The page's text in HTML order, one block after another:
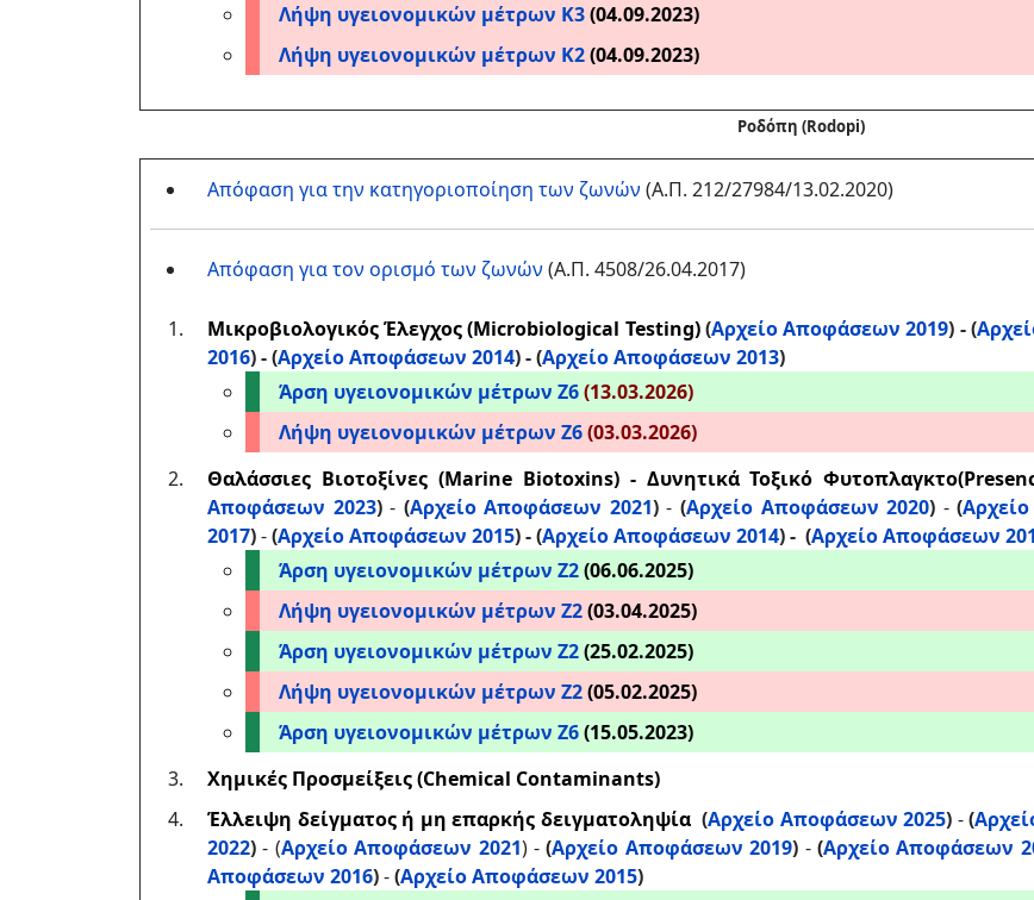
Λήψη υγειονομικών μέτρων Κ3(04.09.2023)
Λήψη υγειονομικών μέτρων Κ2(04.09.2023)
Ροδόπη (Rodopi)
Απόφαση για την κατηγοριοποίηση των ζωνών (Α.Π. 212/27984/13.02.2020)
Απόφαση για τον ορισμό των ζωνών (Α.Π. 4508/26.04.2017)
Μικροβιολογικός Έλεγχος (Microbiological Testing)(Αρχείο Αποφάσεων 2019) - (
2016) -(Αρχείο Αποφάσεων 2014)-(Αρχείο Αποφάσεων 2013)
Άρση υγειονομικών μέτρων Ζ6(13.03.2026)
Λήψη υγειονομικών μέτρων Ζ6(03.03.2026)
Θαλάσσιες Βιοτοξίνες (Marine Biotoxins) - Δυνητικά Τοξικό
Αποφάσεων 2023)- (Αρχείο Αποφάσεων 2021)- (Αρχείο Αποφάσεων 2020) -(
2017)-(Αρχείο Αποφάσεων 2015) -(Αρχείο Αποφάσεων 2014)- (Αρχείο Αποφάσεων
Άρση υγειονομικών μέτρων Ζ2(06.06.2025)
Λήψη υγειονομικών μέτρων Ζ2(03.04.2025)
Άρση υγειονομικών μέτρων Ζ2(25.02.2025)
Λήψη υγειονομικών μέτρων Ζ2(05.02.2025)
Άρση υγειονομικών μέτρων Ζ6(15.05.2023)
Χημικές Προσμείξεις (Chemical Contaminants)
Έλλειψη δείγματος ή μη επαρκής δειγματοληψία (Αρχείο Αποφάσεων 2025) -(
2022) - (Αρχείο Αποφάσεων 2021) -(Αρχείο Αποφάσεων 2019) - (Αρχείο Αποφάσεων
Αποφάσεων 2016)-(Αρχείο Αποφάσεων 2015)